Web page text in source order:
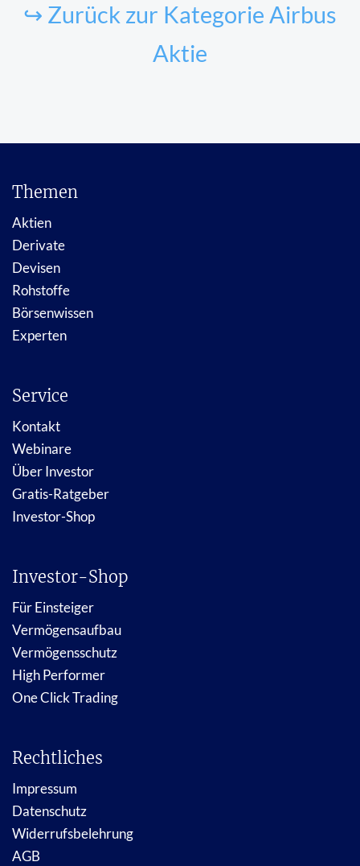
↪ Zurück zur Kategorie Airbus
Aktie
Themen
Aktien
Derivate
Devisen
Rohstoffe
Börsenwissen
Experten
Service
Kontakt
Webinare
Über Investor
Gratis-Ratgeber
Investor-Shop
Investor-Shop
Für Einsteiger
Vermögensaufbau
Vermögensschutz
High Performer
One Click Trading
Rechtliches
Impressum
Datenschutz
Widerrufsbelehrung
AGB